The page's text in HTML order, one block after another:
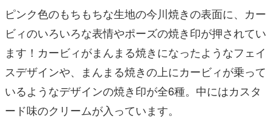
ピンク色のもちもちな生地の今川焼きの表面に、カー
ビィのいろいろな表情やポーズの焼き印が押されてい
ます！カービィがまんまる焼きになったようなフェイ
スデザインや、まんまる焼きの上にカービィが乗って
いるようなデザインの焼き印が全6種。中にはカスタ
ード味のクリームが入っています。